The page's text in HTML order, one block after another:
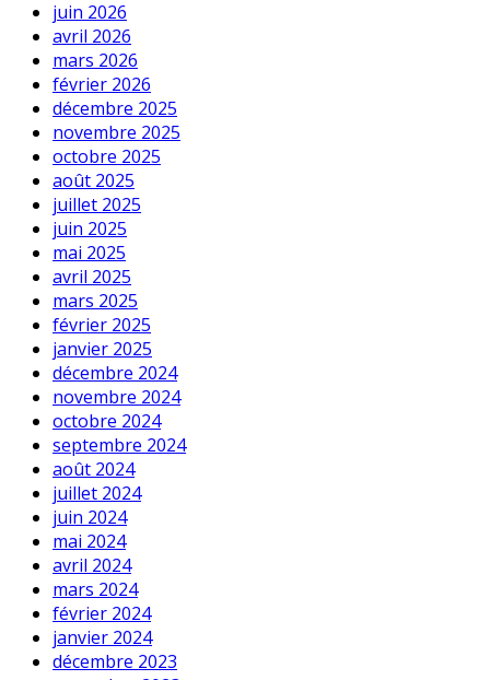
juin 2026
avril 2026
mars 2026
février 2026
décembre 2025
novembre 2025
octobre 2025
août 2025
juillet 2025
juin 2025
mai 2025
avril 2025
mars 2025
février 2025
janvier 2025
décembre 2024
novembre 2024
octobre 2024
septembre 2024
août 2024
juillet 2024
juin 2024
mai 2024
avril 2024
mars 2024
février 2024
janvier 2024
décembre 2023